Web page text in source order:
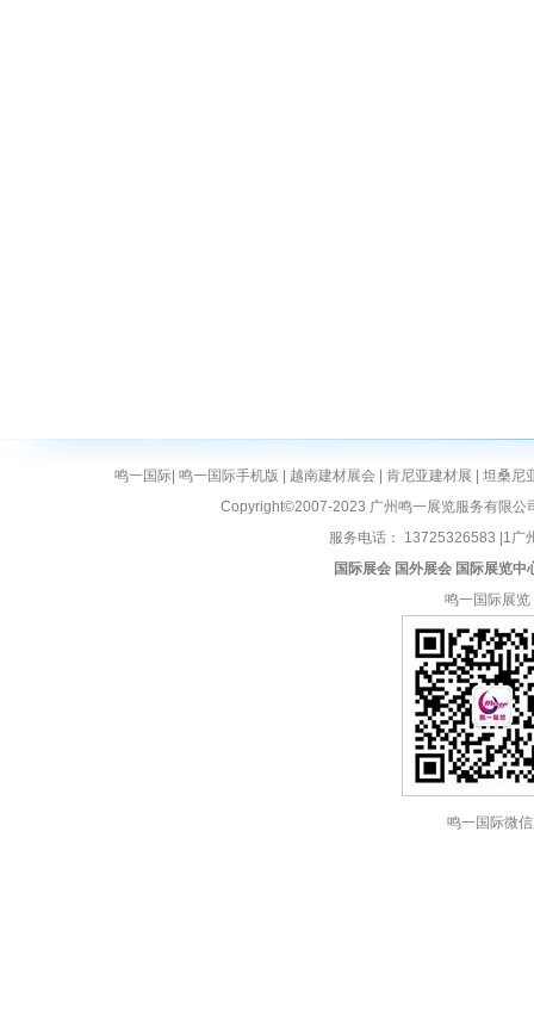
鸣一国际| 鸣一国际手机版 越南建材展会| 肯尼亚建材展
坦桑尼
Copyright©2007-2023 广州鸣一展览服务有限公
服务电话： 13725326583 |1广
国际展会 国外展会 国际展览中
鸣一国际展览
鸣一国际微